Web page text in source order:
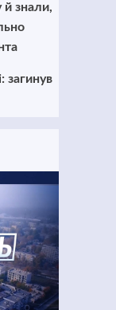
й знали,
загинув